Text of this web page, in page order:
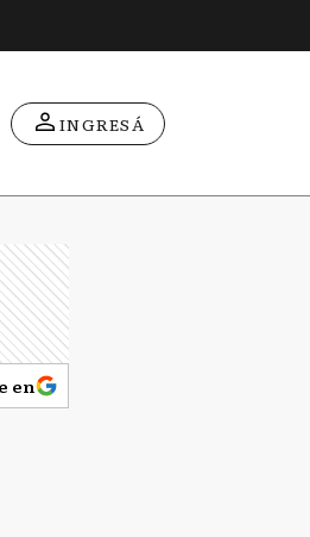
INGRESÁ
en